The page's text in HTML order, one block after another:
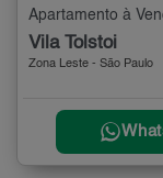
Apartamento à
Vila Tolstoi
Zona Leste - São Paulo